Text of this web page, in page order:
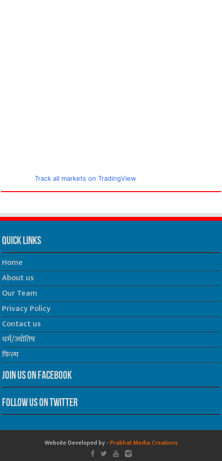
Track all markets on TradingView
Quick Links
Home
About us
Our Team
Privacy Policy
Contact us
धर्म/ज्योतिष
फिल्म
Follow us on Twitter